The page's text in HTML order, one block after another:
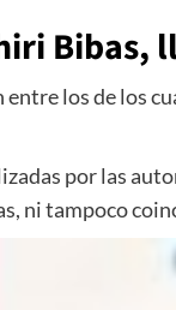
los de los
por las
ni tampoco